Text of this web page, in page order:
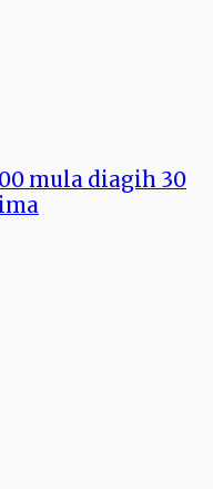
mula diagih 30